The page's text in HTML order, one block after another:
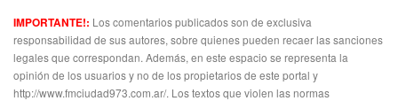
IMPORTANTE!: Los comentarios publicados son de exclusiva
responsabilidad de sus autores, sobre quienes pueden recaer las sanciones
legales que correspondan. Además, en este espacio se representa la
opinión de los usuarios y no de los propietarios de este portal y
http://www.fmciudad973.com.ar/. Los textos que violen las normas